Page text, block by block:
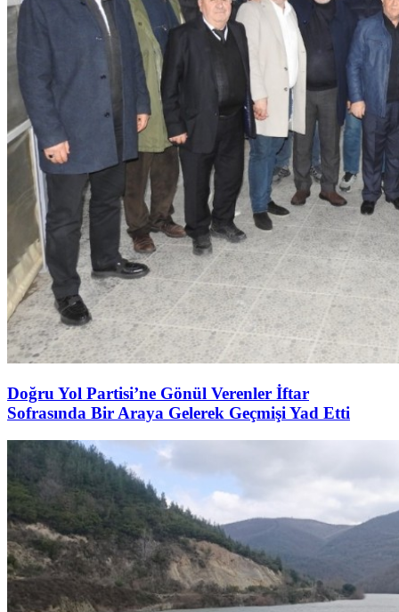
Doğru Yol Partisi’ne Gönül Verenler İftar
Sofrasında Bir Araya Gelerek Geçmişi Yad Etti